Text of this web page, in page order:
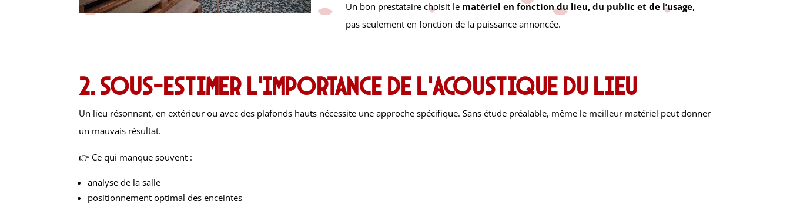
Un bon prestataire choisit le matériel en fonction du lieu, du public et de l’usage,
pas seulement en fonction de la puissance annoncée.
2. Sous-estimer l’importance de l’acoustique du lieu
Un lieu résonnant, en extérieur ou avec des plafonds hauts nécessite une approche spécifique. Sans étude préalable, même le meilleur matériel peut donner
un mauvais résultat.
👉 Ce qui manque souvent :
analyse de la salle
positionnement optimal des enceintes